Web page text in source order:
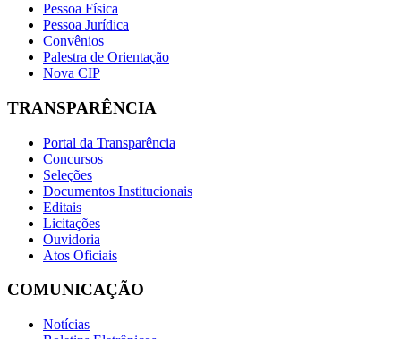
Pessoa Física
Pessoa Jurídica
Convênios
Palestra de Orientação
Nova CIP
TRANSPARÊNCIA
Portal da Transparência
Concursos
Seleções
Documentos Institucionais
Editais
Licitações
Ouvidoria
Atos Oficiais
COMUNICAÇÃO
Notícias